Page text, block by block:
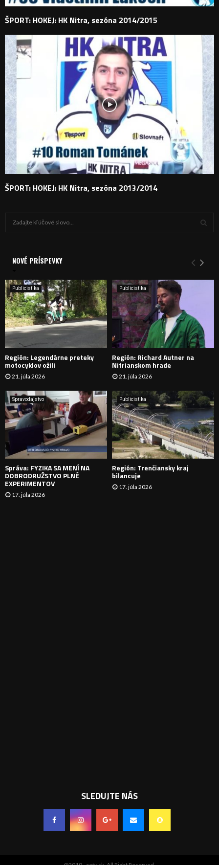
ŠPORT: HOKEJ: HK Nitra, sezóna 2014/2015
ŠPORT: HOKEJ: HK Nitra, sezóna 2013/2014
i
e
:
Y
H
D
A
N
I
E
NOVÉ PRÍSPEVKY
Publicistika
Región: Legendárne preteky
motocyklov ožili
21. júla 2026
Publicistika
Región: Richard Autner na
Nitrianskom hrade
21. júla 2026
Spravodajstvo
Správa: FYZIKA SA MENÍ NA
DOBRODRUŽSTVO PLNÉ
EXPERIMENTOV
17. júla 2026
Publicistika
Región: Trenčiansky kraj
bilancuje
17. júla 2026
SLEDUJTE NÁS